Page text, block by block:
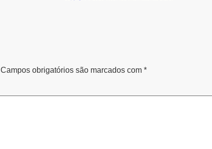
Campos obrigatórios são marcados com *